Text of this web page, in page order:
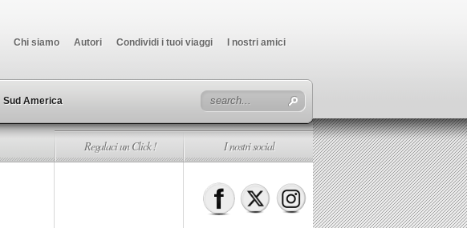
Chi siamo Autori Condividi i tuoi viaggi I nostri amici
Sud America
Regalaci un Click ! I nostri social